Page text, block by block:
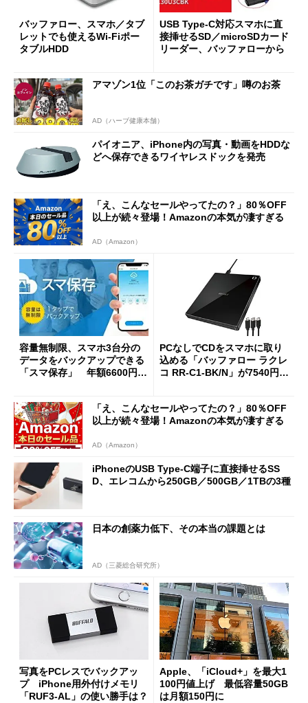
バッファロー、スマホ／タブ
レットでも使えるWi-Fiポー
タブルHDD
USB Type-C対応スマホに直
接挿せるSD／microSDカード
リーダー、バッファローから
アマゾン1位「このお茶ガチです」噂のお茶
AD（ハーブ健康本舗）
パイオニア、iPhone内の写真・動画をHDDな
どへ保存できるワイヤレスドックを発売
「え、こんなセールやってたの？」80％OFF
以上が続々登場！Amazonの本気が凄すぎる
AD（Amazon）
容量無制限、スマホ3台分の
データをバックアップできる
「スマ保存」 年額6600円で
PCなしでCDをスマホに取り
込める「バッファロー ラクレ
コ RR-C1-BK/N」が7540円で
「え、こんなセールやってたの？」80％OFF
以上が続々登場！Amazonの本気が凄すぎる
AD（Amazon）
iPhoneのUSB Type-C端子に直接挿せるSS
D、エレコムから250GB／500GB／1TBの3種
日本の創薬力低下、その本当の課題とは
AD（三菱総合研究所）
写真をPCレスでバックアッ
プ iPhone用外付けメモリ
「RUF3-AL」の使い勝手は？
Apple、「iCloud+」を最大1
100円値上げ 最低容量50GB
は月額150円に